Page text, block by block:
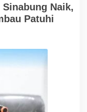
Naik,
Patuhi